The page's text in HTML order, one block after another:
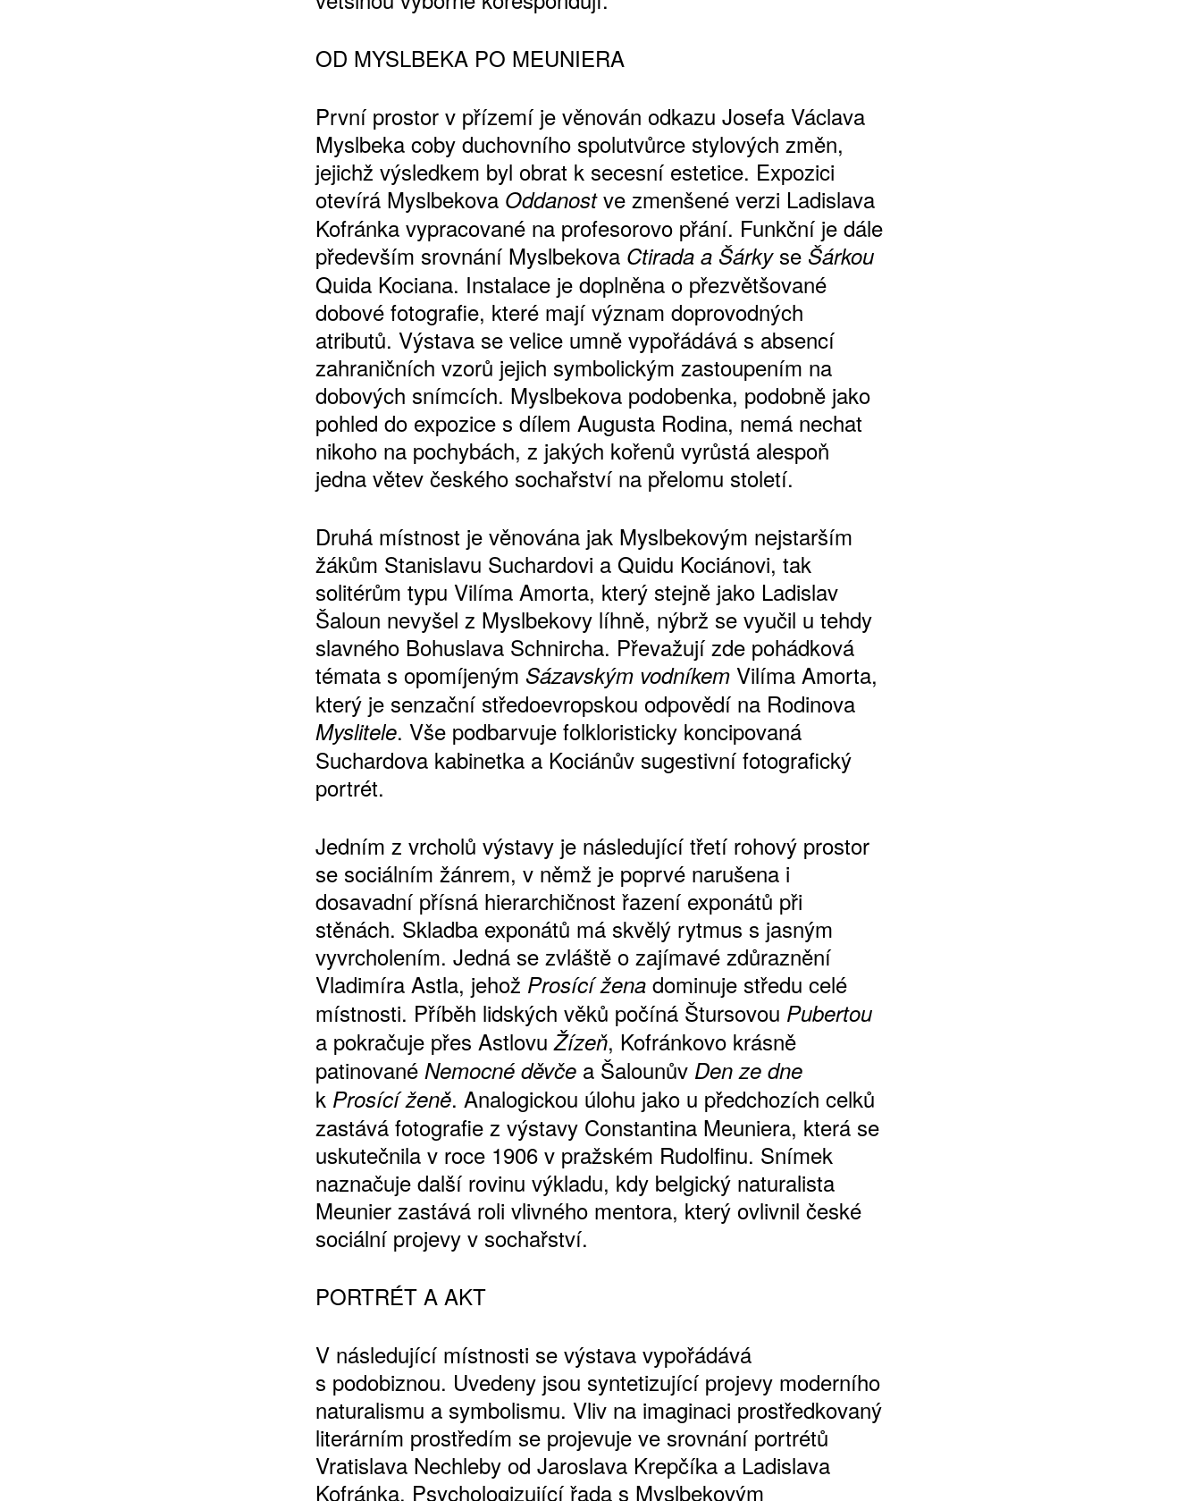
OD MYSLBEKA PO MEUNIERA
První prostor v přízemí je věnován odkazu Josefa Václava
Myslbeka coby duchovního spolutvůrce stylových změn,
jejichž výsledkem byl obrat k secesní estetice. Expozici
otevírá Myslbekova Oddanostve zmenšené verzi Ladislava
Kofránka vypracované na profesorovo přání. Funkční je dále
především srovnání Myslbekova Ctirada a Šárky se Šárkou
Quida Kociana. Instalace je doplněna o přezvětšované
dobové fotografie, které mají význam doprovodných
atributů. Výstava se velice umně vypořádává s absencí
zahraničních vzorů jejich symbolickým zastoupením na
dobových snímcích. Myslbekova podobenka, podobně jako
pohled do expozice s dílem Augusta Rodina, nemá nechat
nikoho na pochybách, z jakých kořenů vyrůstá alespoň
jedna větev českého sochařství na přelomu století.
Druhá místnost je věnována jak Myslbekovým nejstarším
žákům Stanislavu Suchardovi a Quidu Kociánovi, tak
solitérům typu Vilíma Amorta, který stejně jako Ladislav
Šaloun nevyšel z Myslbekovy líhně, nýbrž se vyučil u tehdy
slavného Bohuslava Schnircha. Převažují zde pohádková
témata s opomíjeným Sázavským vodníkem Vilíma Amorta,
který je senzační středoevropskou odpovědí na Rodinova
Myslitele. Vše podbarvuje folkloristicky koncipovaná
Suchardova kabinetka a Kociánův sugestivní fotografický
portrét.
Jedním z vrcholů výstavy je následující třetí rohový prostor
se sociálním žánrem, v němž je poprvé narušena i
dosavadní přísná hierarchičnost řazení exponátů při
stěnách. Skladba exponátů má skvělý rytmus s jasným
vyvrcholením. Jedná se zvláště o zajímavé zdůraznění
Vladimíra Astla, jehož Prosící žena dominuje středu celé
místnosti. Příběh lidských věků počíná Štursovou Pubertou
a pokračuje přes AstlovuŽízeň, Kofránkovo krásně
patinované Nemocné děvče a Šalounův Den ze dne
k Prosící ženě. Analogickou úlohu jako u předchozích celků
zastává fotografie z výstavy Constantina Meuniera, která se
uskutečnila v roce 1906 v pražském Rudolfinu. Snímek
naznačuje další rovinu výkladu, kdy belgický naturalista
Meunier zastává roli vlivného mentora, který ovlivnil české
sociální projevy v sochařství.
PORTRÉT A AKT
V následující místnosti se výstava vypořádává
s podobiznou. Uvedeny jsou syntetizující projevy moderního
naturalismu a symbolismu. Vliv na imaginaci prostředkovaný
literárním prostředím se projevuje ve srovnání portrétů
Vratislava Nechleby od Jaroslava Krepčíka a Ladislava
Kofránka. Psychologizující řada s Myslbekovým
ROČNÍ PŘEDPLATNÉ
10 TIŠTĚNÝCH ČÍSEL
365 DNÍ ONLINE VERZE
ČLENSKÁ KARTA ARTCARD